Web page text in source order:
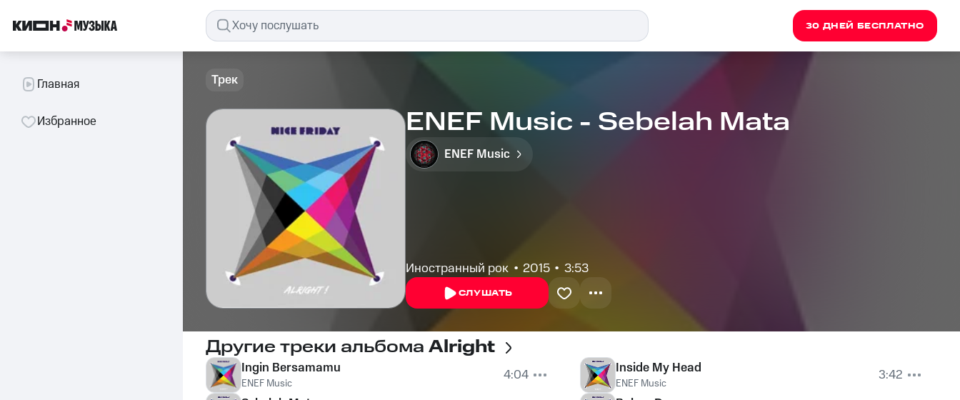
30 ДНЕЙ БЕСПЛАТНО
Главная
Избранное
Трек
ENEF Music - Sebelah Mata
ENEF Music
Иностранный рок 2015 3:53
СЛУШАТЬ
Другие треки альбома Alright
Ingin Bersamamu
ENEF Music
4:04
Inside My Head
ENEF Music
3:42